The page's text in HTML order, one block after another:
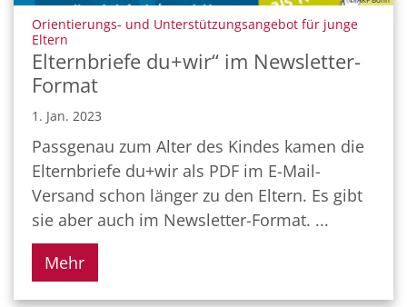
Orientierungs- und Unterstützungsangebot für junge
Eltern
Elternbriefe du+wir“ im Newsletter-
Format
1. Jan. 2023
Passgenau zum Alter des Kindes kamen die
Elternbriefe du+wir als PDF im E-Mail-
Versand schon länger zu den Eltern. Es gibt
sie aber auch im Newsletter-Format. ...
Mehr